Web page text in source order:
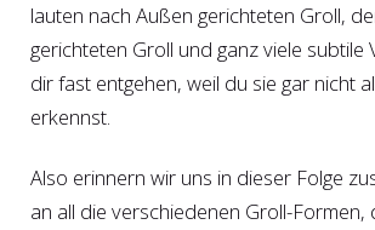
lauten nach Außen gerichteten Groll,
gerichteten Groll und ganz viele subtile
dir fast entgehen, weil du sie gar nicht
erkennst.
Also erinnern wir uns in dieser Folge
an all die verschiedenen Groll-Formen,